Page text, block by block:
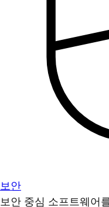
보안
보안 중심 소프트웨어